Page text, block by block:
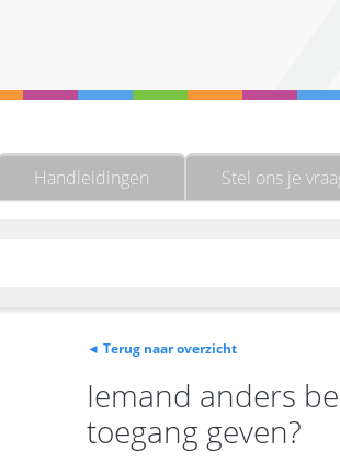
Handleidingen Stel ons je
◄ Terug naar overzicht
Iemand anders
toegang geven?